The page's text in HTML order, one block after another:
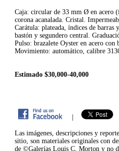
Caja: circular de 33 mm Ø en acero
corona acanalada. Cristal.
Carátula: plateada, índices de barras
bastón y segundero central.
Pulso: brazalete Oyster en acero con
Movimiento: automático, calibre
Estimado $30,000-40,000
|
Las imágenes, descripciones y
sitio, son materiales originales con
de ©Galerías Louis C. Morton y no